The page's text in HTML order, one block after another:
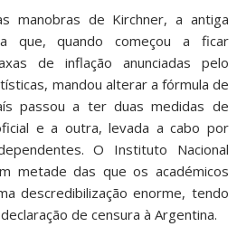
manobras de Kirchner, a antiga
que, quando começou a ficar
de inflação anunciadas pelo
mandou alterar a fórmula de
passou a ter duas medidas de
e a outra, levada a cabo por
O Instituto Nacional
metade das que os académicos
descredibilização enorme, tendo
de censura à Argentina.